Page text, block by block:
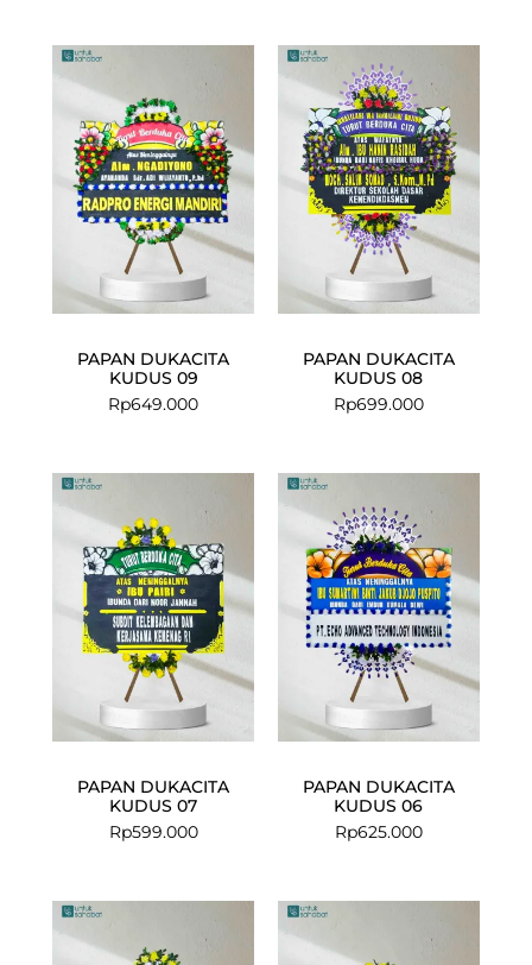
PAPAN DUKACITA
KUDUS 09
Rp649.000
PAPAN DUKACITA
KUDUS 08
Rp699.000
PAPAN DUKACITA
KUDUS 07
Rp599.000
PAPAN DUKACITA
KUDUS 06
Rp625.000